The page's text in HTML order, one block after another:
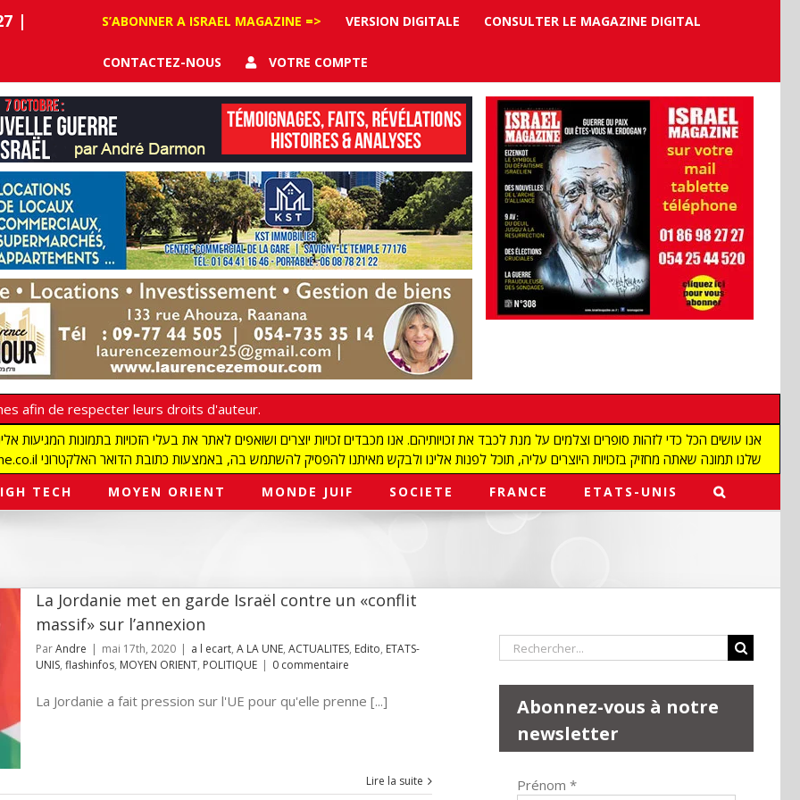
|
S’ABONNER A ISRAEL MAGAZINE => VERSION DIGITALE CONSULTER LE MAGAZINE DIGITAL
CONTACTEZ-NOUS VOTRE COMPTE
afin de respecter leurs droits d'auteur.
redaction@israelmagazine.co.il שלנו תמונה שאתה מחזיק בזכויות היוצרים עליה, תוכל לפנות אלינו ולבקש מאיתנו להפסיק להשתמש בה, באמצעות כתובת הדואר האלקטרוני
TECH MOYEN ORIENT MONDE JUIF SOCIETE FRANCE ETATS-UNIS
La Jordanie met en garde Israël contre un «conflit
massif» sur l’annexion
ParAndre | mai 17th, 2020 | a l ecart, A LA UNE, ACTUALITES, Edito, ETATS-
UNIS, flashinfos, MOYEN ORIENT, POLITIQUE | 0 commentaire
La Jordanie a fait pression sur l'UE pour qu'elle prenne [...]
Lire la suite
Rechercher:
Abonnez-vous à notre
newsletter
Prénom *